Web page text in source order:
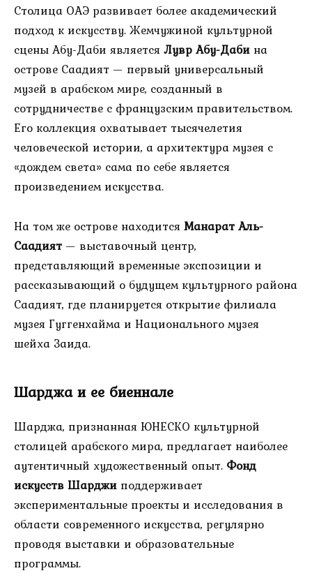
Столица ОАЭ развивает более академический
подход к искусству. Жемчужиной культурной
сцены Абу-Даби являетсяЛувр Абу-Даби на
острове Саадият — первый универсальный
музей в арабском мире, созданный в
сотрудничестве с французским правительством.
Его коллекция охватывает тысячелетия
человеческой истории, а архитектура музея с
«дождем света» сама по себе является
произведением искусства.
На том же острове находитсяМанарат Аль-
Саадият — выставочный центр,
представляющий временные экспозиции и
рассказывающий о будущем культурного района
Саадият, где планируется открытие филиала
музея Гуггенхайма и Национального музея
шейха Заида.
Шарджа и ее биеннале
Шарджа, признанная ЮНЕСКО культурной
столицей арабского мира, предлагает наиболее
аутентичный художественный опыт. Фонд
искусств Шарджи поддерживает
экспериментальные проекты и исследования в
области современного искусства, регулярно
проводя выставки и образовательные
программы.